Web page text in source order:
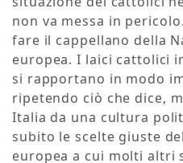
non va messa in
fare il cappellano della
europea. I laici cattolici
si rapportano in modo
ripetendo ciò che dice,
Italia da una cultura
subito le scelte giuste
europea a cui molti altri